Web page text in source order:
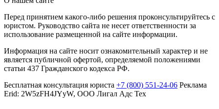
Перед принятием какого-либо решения проконсультируйтесь с
юристом. Руководство сайта не несет ответственности за
использование размещенной на сайте информации.
Информация на сайте носит ознакомительный характер и не
является публичной офертой, определяемой положениями
статьи 437 Гражданского кодекса РФ.
Бесплатная консультация юриста +7 (800) 551-24-06 Реклама
Erid: 2W5zFH4JYyW, ООО Лигал Адс Тех